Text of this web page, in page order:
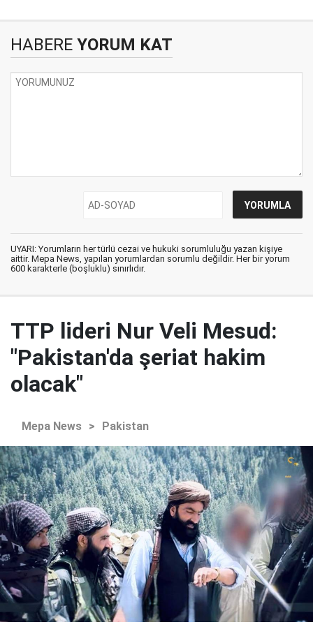
HABERE YORUM KAT
UYARI: Yorumların her türlü cezai ve hukuki sorumluluğu yazan kişiye
aittir. Mepa News, yapılan yorumlardan sorumlu değildir. Her bir yorum
600 karakterle (boşluklu) sınırlıdır.
TTP lideri Nur Veli Mesud:
"Pakistan'da şeriat hakim
olacak"
Mepa News > Pakistan